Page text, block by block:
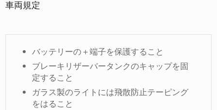
車両規定
バッテリーの＋端子を保護すること
ブレーキリザーバータンクのキャップを固
定すること
ガラス製のライトには飛散防止テーピング
をはること